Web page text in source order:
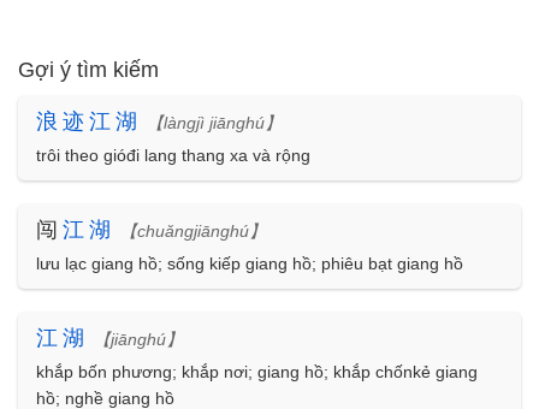
Gợi ý tìm kiếm
浪 迹 江 湖
【làngjì jiānghú】
trôi theo gióđi lang thang xa và rộng
闯 江 湖
【chuǎngjiānghú】
lưu lạc giang hồ; sống kiếp giang hồ; phiêu bạt giang hồ
江 湖
【jiānghú】
khắp bốn phương; khắp nơi; giang hồ; khắp chốnkẻ giang
hồ; nghề giang hồ